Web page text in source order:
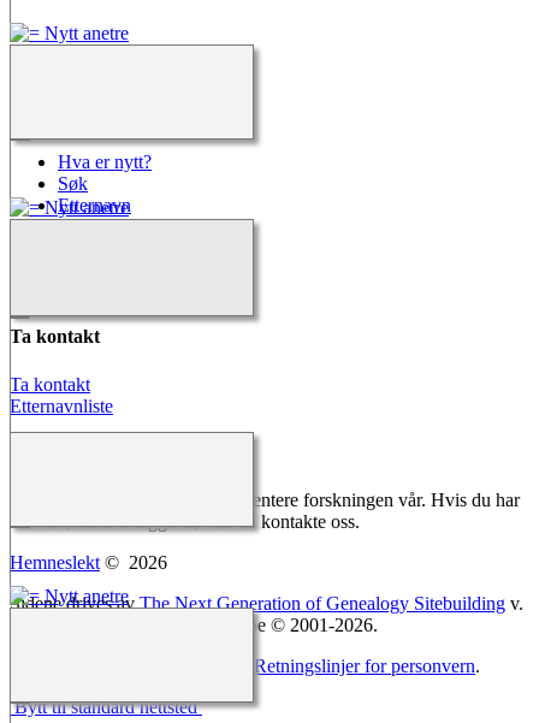
Hva er nytt?
Søk
Etternavn
Ta kontakt
Ta kontakt
Etternavnliste
Vi gjør vårt ytterste for å dokumentere forskningen vår. Hvis du har
noe du ønsker å legge til, kan du kontakte oss.
Hemneslekt © 2026
Sidene drives avThe Next Generation of Genealogy Sitebuilding v.
15.0.5, skrevet av Darrin Lythgoe © 2001-2026.
Retningslinjer for personvern.
Bytt til standard nettsted